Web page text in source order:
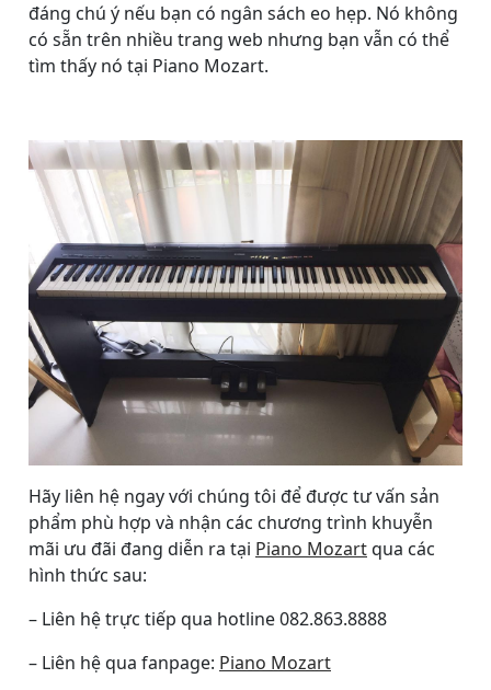
đáng chú ý nếu bạn có ngân sách eo hẹp. Nó không
có sẵn trên nhiều trang web nhưng bạn vẫn có thể
tìm thấy nó tại Piano Mozart.
Hãy liên hệ ngay với chúng tôi để được tư vấn sản
phẩm phù hợp và nhận các chương trình khuyễn
mãi ưu đãi đang diễn ra tại Piano Mozartqua các
hình thức sau:
– Liên hệ trực tiếp qua hotline 082.863.8888
– Liên hệ qua fanpage: Piano Mozart